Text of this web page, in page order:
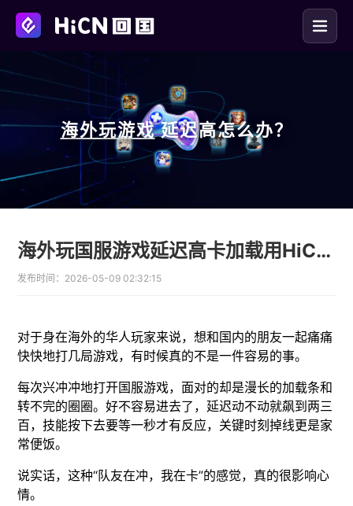
海外玩游戏 延迟高怎么办？
海外玩国服游戏延迟高卡加载用HiCN回国加速器
发布时间： 2026-05-09 02:32:15
对于身在海外的华人玩家来说，想和国内的朋友一起痛痛
快快地打几局游戏，有时候真的不是一件容易的事。
每次兴冲冲地打开国服游戏，面对的却是漫长的加载条和
转不完的圈圈。好不容易进去了，延迟动不动就飙到两三
百，技能按下去要等一秒才有反应，关键时刻掉线更是家
常便饭。
说实话，这种“队友在冲，我在卡”的感觉，真的很影响心
情。